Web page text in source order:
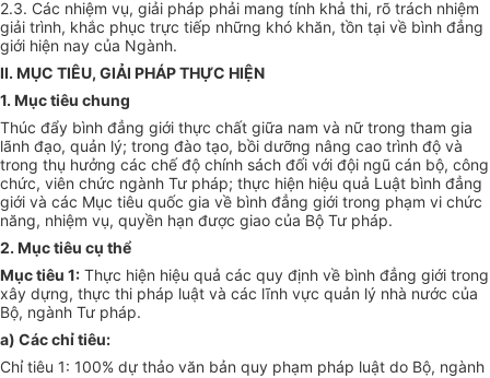
2.3. Các nhiệm vụ, giải pháp phải mang tính khả thi, rõ trách nhiệm
giải trình, khắc phục trực tiếp những khó khăn, tồn tại về bình đẳng
giới hiện nay của Ngành.
II. MỤC TIÊU, GIẢI PHÁP THỰC HIỆN
1. Mục tiêu chung
Thúc đẩy bình đẳng giới thực chất giữa nam và nữ trong tham gia
lãnh đạo, quản lý; trong đào tạo, bồi dưỡng nâng cao trình độ và
trong thụ hưởng các chế độ chính sách đối với đội ngũ cán bộ, công
chức, viên chức ngành Tư pháp; thực hiện hiệu quả Luật bình đẳng
giới và các Mục tiêu quốc gia về bình đẳng giới trong phạm vi chức
năng, nhiệm vụ, quyền hạn được giao của Bộ Tư pháp.
2. Mục tiêu cụ thể
Mục tiêu 1: Thực hiện hiệu quả các quy định về bình đẳng giới trong
xây dựng, thực thi pháp luật và các lĩnh vực quản lý nhà nước của
Bộ, ngành Tư pháp.
a) Các chỉ tiêu:
Chỉ tiêu 1: 100% dự thảo văn bản quy phạm pháp luật do Bộ, ngành